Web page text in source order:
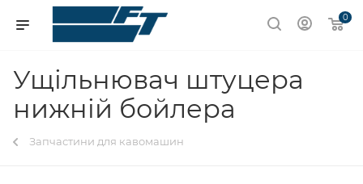
0
Ущільнювач штуцера
нижній бойлера
Запчастини для кавомашин